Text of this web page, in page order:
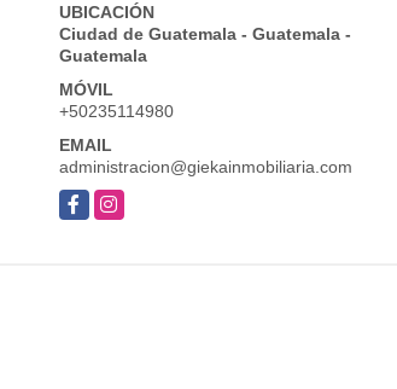
UBICACIÓN
Ciudad de Guatemala - Guatemala -
Guatemala
MÓVIL
+50235114980
EMAIL
administracion@giekainmobiliaria.com
FacebookInstagram